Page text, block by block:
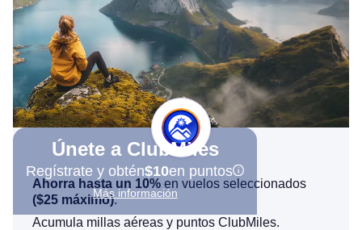
Únete a ClubMiles
Regístrate y obtén$10en puntos
Más información
Ahorra hasta un 10% en vuelos seleccionados
($25 máximo).
Acumula millas aéreas y puntos ClubMiles.